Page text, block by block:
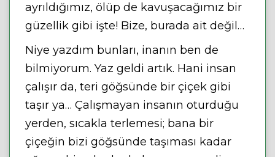
ayrıldığımız, ölüp de kavuşacağımız bir
güzellik gibi işte! Bize, burada ait değil…
Niye yazdım bunları, inanın ben de
bilmiyorum. Yaz geldi artık. Hani insan
çalışır da, teri göğsünde bir çiçek gibi
taşır ya… Çalışmayan insanın oturduğu
yerden, sıcakla terlemesi; bana bir
çiçeğin bizi göğsünde taşıması kadar